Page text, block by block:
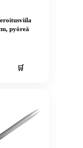
pyöreä
🛒